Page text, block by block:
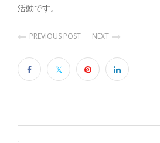
活動です。
PREVIOUS POST NEXT